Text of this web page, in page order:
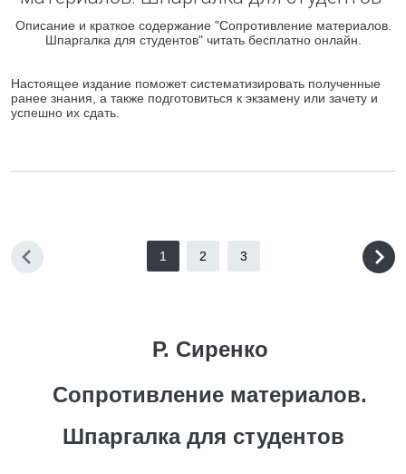
Описание и краткое содержание "Сопротивление материалов.
Шпаргалка для студентов" читать бесплатно онлайн.
Настоящее издание поможет систематизировать полученные
ранее знания, а также подготовиться к экзамену или зачету и
успешно их сдать.
1 2 3
Р. Сиренко
Сопротивление материалов.
Шпаргалка для студентов